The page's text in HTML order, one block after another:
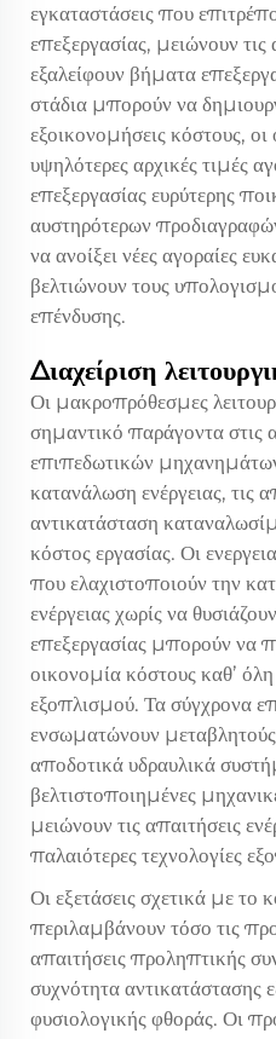
εγκαταστάσεις που
επεξεργασίας, μειώνουν τις
εξαλείφουν βήματα
στάδια μπορούν να
εξοικονομήσεις κόστους, οι
υψηλότερες αρχικές τιμές
επεξεργασίας ευρύτερης
αυστηρότερων
να ανοίξει νέες αγοραίες
βελτιώνουν τους
επένδυσης.
Διαχείριση
Οι μακροπρόθεσμες
σημαντικό παράγοντα στις
επιπεδωτικών
κατανάλωση ενέργειας, τις
αντικατάσταση
κόστος εργασίας. Οι
που ελαχιστοποιούν την
ενέργειας χωρίς να
επεξεργασίας μπορούν να
οικονομία κόστους καθ’ όλη
εξοπλισμού. Τα σύγχρονα
ενσωματώνουν
αποδοτικά υδραυλικά
βελτιστοποιημένες
μειώνουν τις απαιτήσεις
παλαιότερες τεχνολογίες
Οι εξετάσεις σχετικά με το
περιλαμβάνουν τόσο τις
απαιτήσεις προληπτικής
συχνότητα αντικατάστασης
φυσιολογικής φθοράς. Οι